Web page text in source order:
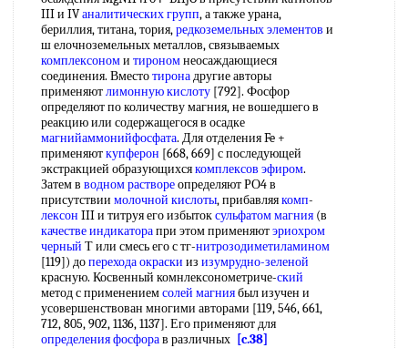
III и IVаналитических групп, а также урана,
бериллия, титана, тория,редкоземельных элементов и
ш елочноземельных металлов, связываемых
комплексономи тирономнеосаждающиеся
соединения. Вместотиронадругие авторы
применяютлимонную кислоту [792]. Фосфор
определяют по количеству магния, не вошедшего в
реакцию или содержащегося в осадке
магнийаммонийфосфата. Для отделения Fe +
применяюткупферон [668, 669] с последующей
экстракцией образующихсякомплексов эфиром.
Затем в водном раствореопределяют РО4 в
присутствии молочной кислоты, прибавляякомп-
лексон III и титруя его избытоксульфатом магния (в
качестве индикаторапри этом применяютэриохром
черный Т или смесь его с тг-нитрозодиметиламином
[119]) доперехода окраски из изумрудно-зеленой
красную. Косвенный комнлексонометриче-ский
метод с применениемсолей магниябыл изучен и
усовершенствован многими авторами [119, 546, 661,
712, 805, 902, 1136, 1137]. Его применяют для
определения фосфорав различных [c.38]